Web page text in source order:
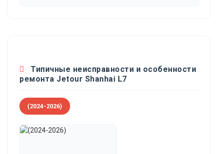
Типичные неисправности и особенности
ремонта Jetour Shanhai L7
(2024-2026)